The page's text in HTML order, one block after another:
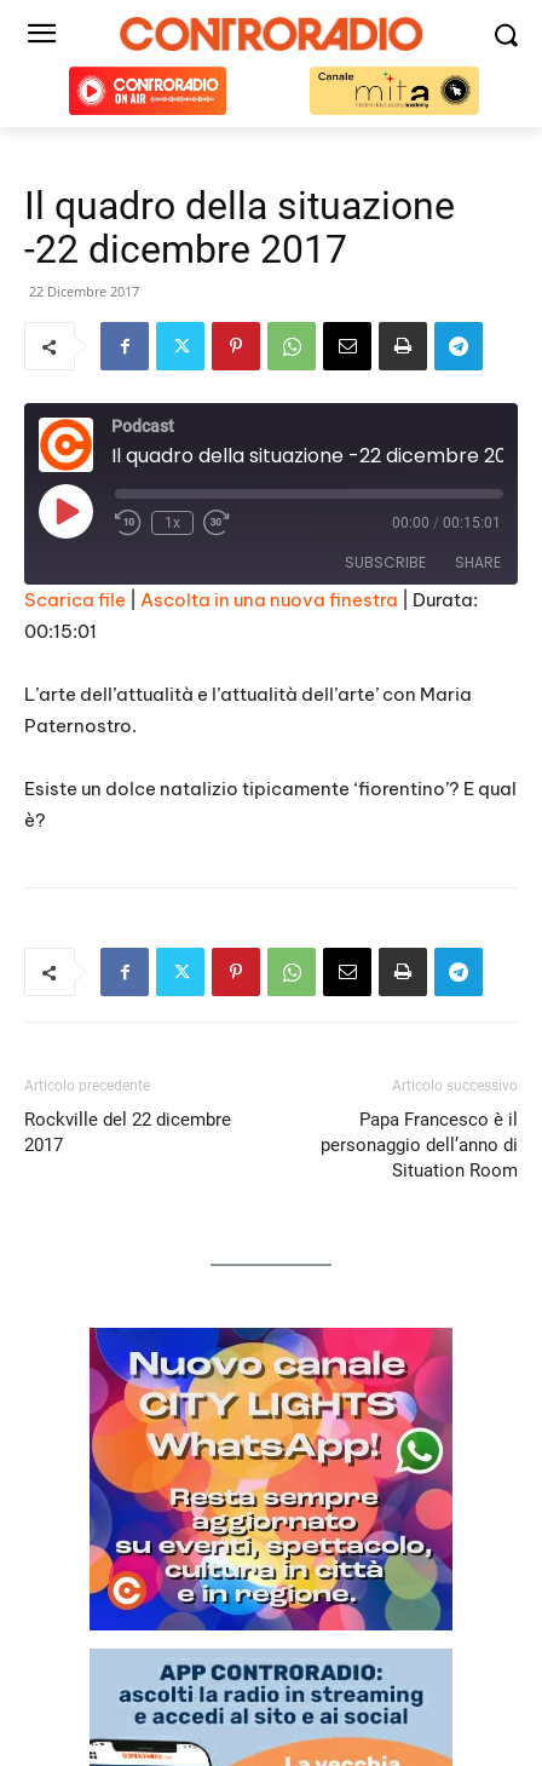
Il quadro della situazione
-22 dicembre 2017
22 Dicembre 2017
Podcast
Il quadro della situazione -22 dicembre 2017
Play
Episode
1x 00:00 / 00:15:01
SUBSCRIBE SHARE
SHARE
LINK
EMBED
Scarica file Ascolta in una nuova finestra
Durata:
00:15:01
L’arte dell’attualità e l’attualità dell’arte’ con Maria
Paternostro.
Esiste un dolce natalizio tipicamente ‘fiorentino’? E qual
è?
Articolo precedente
Rockville del 22 dicembre
2017
Articolo successivo
Papa Francesco è il
personaggio dell’anno di
Situation Room